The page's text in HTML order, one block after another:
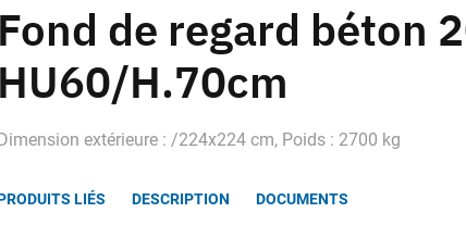
Fond de regard béton
HU60/H.70cm
extérieure : /224x224 cm, Poids : 2700 kg
LIÉS DESCRIPTION DOCUMENTS